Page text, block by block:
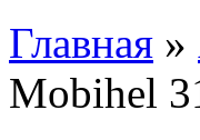
Главная »
Mobihel